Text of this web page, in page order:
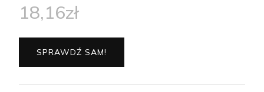
18,16zł
SPRAWDŹ SAM!